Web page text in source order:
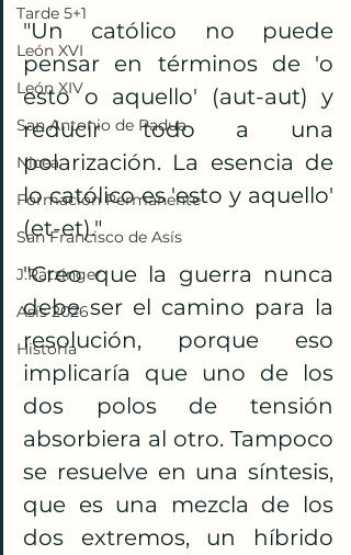
Tarde 5+1
León XVI
León XIV
San Antonio de Padua
Nicea
Formación Permanente
San Francisco de Asís
J.Ratzinger
Asís 2026
Historia
"Un católico no puede
pensar en términos de 'o
esto o aquello' (aut-aut) y
reducir todo a una
polarización. La esencia de
lo católico es 'esto y aquello'
(et-et)."
"Creo que la guerra nunca
debe ser el camino para la
resolución, porque eso
implicaría que uno de los
dos polos de tensión
absorbiera al otro. Tampoco
se resuelve en una síntesis,
que es una mezcla de los
dos extremos, un híbrido